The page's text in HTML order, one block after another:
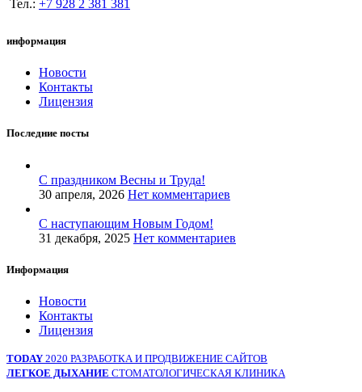
Тел.: +7 928 2 381 381
информация
Новости
Контакты
Лицензия
Последние посты
С праздником Весны и Труда!
30 апреля, 2026 Нет комментариев
С наступающим Новым Годом!
31 декабря, 2025 Нет комментариев
Информация
Новости
Контакты
Лицензия
TODAY 2020 РАЗРАБОТКА И ПРОДВИЖЕНИЕ САЙТОВ
ЛЕГКОЕ ДЫХАНИЕ СТОМАТОЛОГИЧЕСКАЯ КЛИНИКА